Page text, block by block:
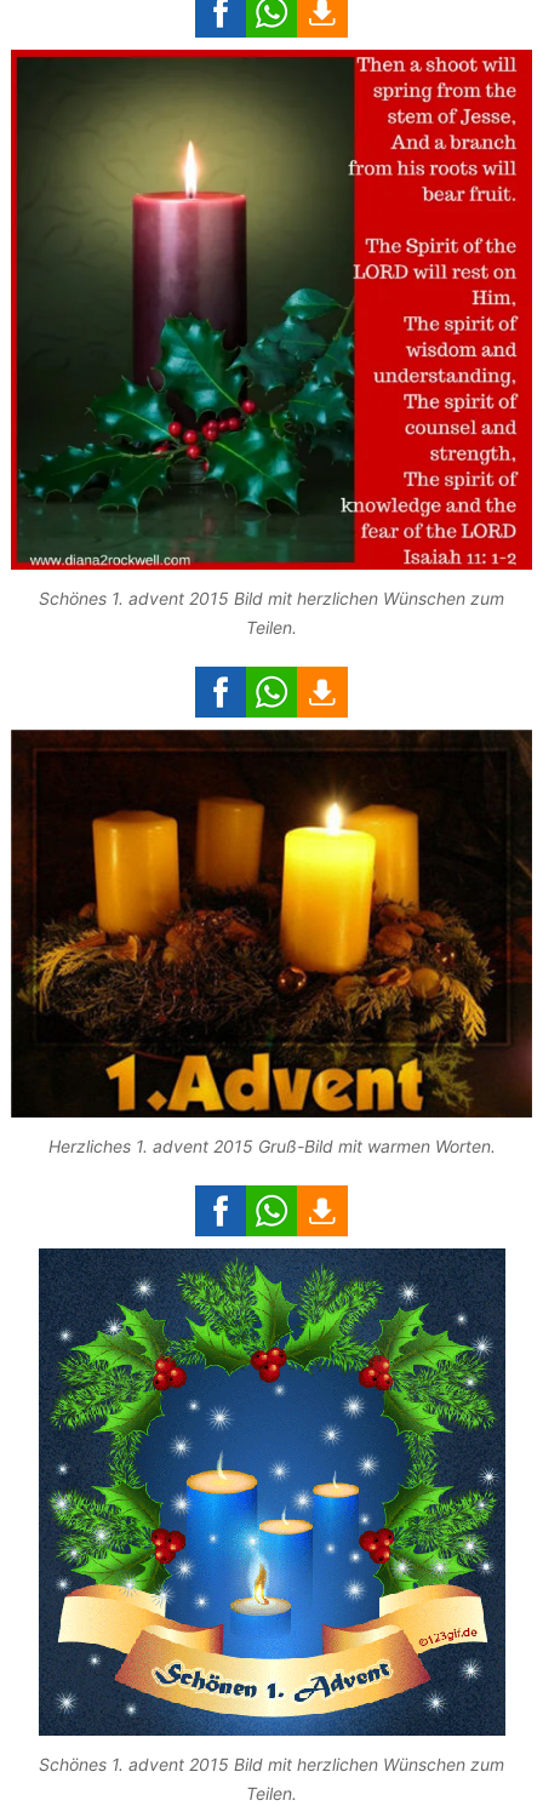
Schönes 1. advent 2015 Bild mit herzlichen Wünschen zum
Teilen.
Herzliches 1. advent 2015 Gruß-Bild mit warmen Worten.
Schönes 1. advent 2015 Bild mit herzlichen Wünschen zum
Teilen.